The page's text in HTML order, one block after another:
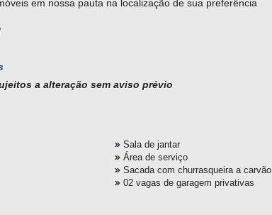
em nossa pauta na localização de sua preferência
a alteração sem aviso prévio
Sala de jantar
Área de serviço
Sacada com churrasqueira a carvão
02 vagas de garagem privativas